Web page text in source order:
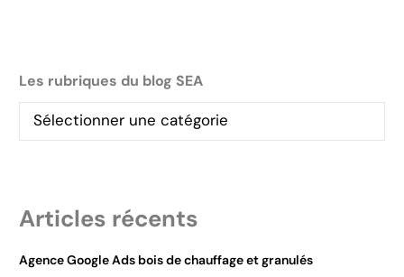
Les rubriques du blog SEA
Articles récents
Agence Google Ads bois de chauffage et granulés